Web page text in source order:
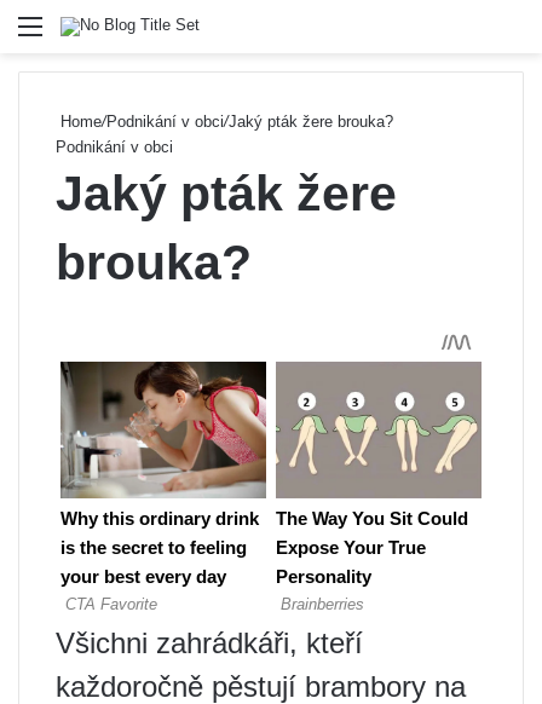
Menu
Home/Podnikání v obci/Jaký pták žere brouka?
Podnikání v obci
Jaký pták žere
brouka?
Všichni zahrádkáři, kteří
každoročně pěstují brambory na